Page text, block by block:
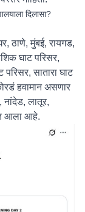
दिलासा?
ठाणे, मुंबई, रायगड,
घाट परिसर,
परिसर, सातारा घाट
हवामान असणार
नांदेड, लातूर,
आला आहे.